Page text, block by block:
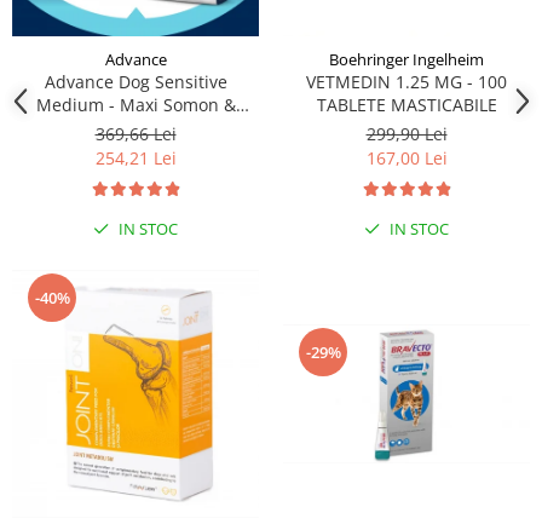
Advance
Advance Dog Sensitive
Medium - Maxi Somon &
Orez, 12 kg
369,66 Lei
254,21 Lei
IN STOC
Boehringer Ingelheim
VETMEDIN 1.25 MG - 100
TABLETE MASTICABILE
299,90 Lei
167,00 Lei
IN STOC
-40%
-29%